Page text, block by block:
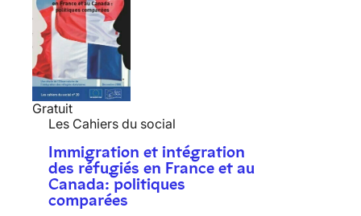
Gratuit
Les Cahiers du social
Immigration et intégration
des réfugiés en France et au
Canada: politiques
comparées